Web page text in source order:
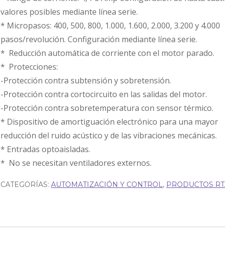
valores posibles mediante línea serie.
* Micropasos: 400, 500, 800, 1.000, 1.600, 2.000, 3.200 y 4.000
pasos/revolución. Configuración mediante línea serie.
* Reducción automática de corriente con el motor parado.
* Protecciones:
-Protección contra subtensión y sobretensión.
-Protección contra cortocircuito en las salidas del motor.
-Protección contra sobretemperatura con sensor térmico.
* Dispositivo de amortiguación electrónico para una mayor
reducción del ruido acústico y de las vibraciones mecánicas.
* Entradas optoaisladas.
* No se necesitan ventiladores externos.
CATEGORÍAS: AUTOMATIZACIÓN Y CONTROL, PRODUCTOS